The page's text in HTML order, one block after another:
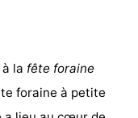
la fête foraine
foraine à petite